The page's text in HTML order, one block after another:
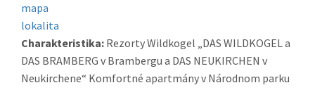
mapa
lokalita
Charakteristika: Rezorty Wildkogel „DAS WILDKOGEL a
DAS BRAMBERG v Brambergu a DAS NEUKIRCHEN v
Neukirchene“ Komfortné apartmány v Národnom parku